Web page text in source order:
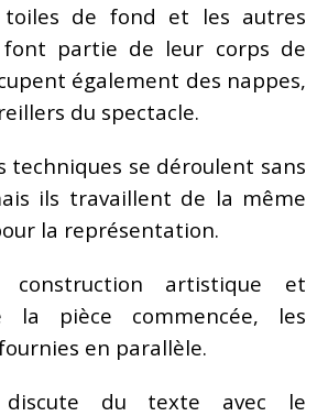
de fond et les autres
partie de leur corps de
également des nappes,
du spectacle.
techniques se déroulent sans
ils travaillent de la même
la représentation.
artistique et
la pièce commencée, les
en parallèle.
discute du texte avec le